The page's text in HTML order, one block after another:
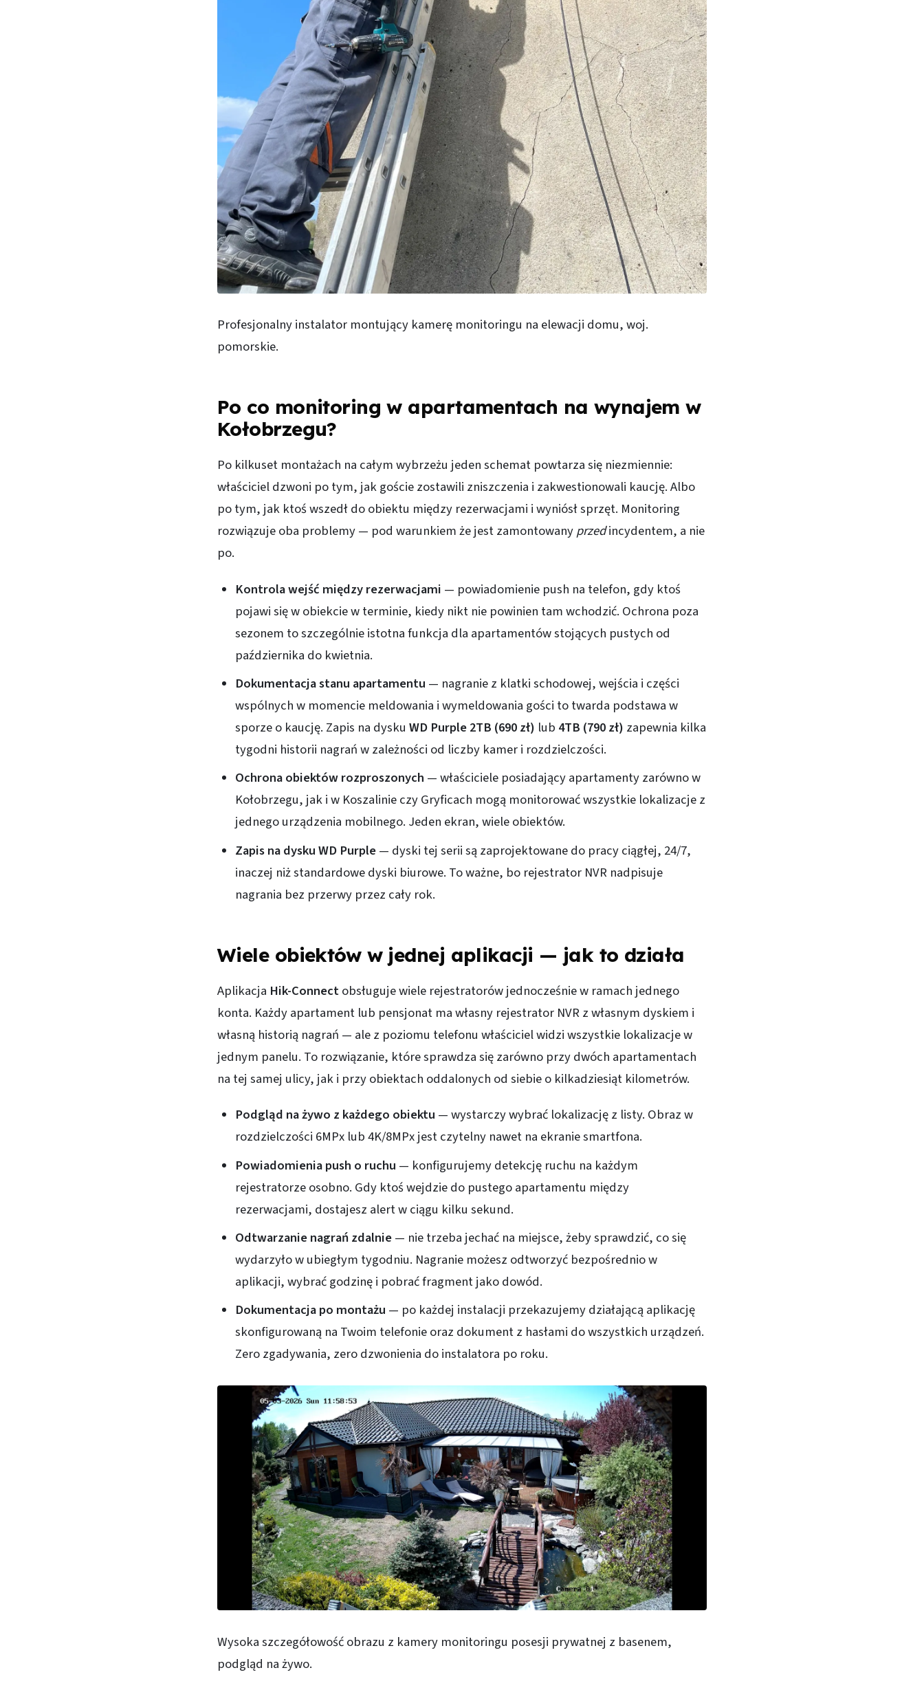
Profesjonalny instalator montujący kamerę monitoringu na elewacji domu, woj.
pomorskie.
Po co monitoring w apartamentach na wynajem w
Kołobrzegu?
Po kilkuset montażach na całym wybrzeżu jeden schemat powtarza się niezmiennie:
właściciel dzwoni po tym, jak goście zostawili zniszczenia i zakwestionowali kaucję. Albo
po tym, jak ktoś wszedł do obiektu między rezerwacjami i wyniósł sprzęt. Monitoring
rozwiązuje oba problemy — pod warunkiem że jest zamontowanyprzedincydentem, a nie
po.
Kontrola wejść między rezerwacjami — powiadomienie push na telefon, gdy ktoś
pojawi się w obiekcie w terminie, kiedy nikt nie powinien tam wchodzić. Ochrona poza
sezonem to szczególnie istotna funkcja dla apartamentów stojących pustych od
października do kwietnia.
Dokumentacja stanu apartamentu — nagranie z klatki schodowej, wejścia i części
wspólnych w momencie meldowania i wymeldowania gości to twarda podstawa w
sporze o kaucję. Zapis na dysku WD Purple 2TB (690 zł) lub 4TB (790 zł) zapewnia kilka
tygodni historii nagrań w zależności od liczby kamer i rozdzielczości.
Ochrona obiektów rozproszonych — właściciele posiadający apartamenty zarówno w
Kołobrzegu, jak i w Koszalinie czy Gryficach mogą monitorować wszystkie lokalizacje z
jednego urządzenia mobilnego. Jeden ekran, wiele obiektów.
Zapis na dysku WD Purple— dyski tej serii są zaprojektowane do pracy ciągłej, 24/7,
inaczej niż standardowe dyski biurowe. To ważne, bo rejestrator NVR nadpisuje
nagrania bez przerwy przez cały rok.
Wiele obiektów w jednej aplikacji — jak to działa
Aplikacja Hik-Connectobsługuje wiele rejestratorów jednocześnie w ramach jednego
konta. Każdy apartament lub pensjonat ma własny rejestrator NVR z własnym dyskiem i
własną historią nagrań — ale z poziomu telefonu właściciel widzi wszystkie lokalizacje w
jednym panelu. To rozwiązanie, które sprawdza się zarówno przy dwóch apartamentach
na tej samej ulicy, jak i przy obiektach oddalonych od siebie o kilkadziesiąt kilometrów.
Podgląd na żywo z każdego obiektu — wystarczy wybrać lokalizację z listy. Obraz w
rozdzielczości 6MPx lub 4K/8MPx jest czytelny nawet na ekranie smartfona.
Powiadomienia push o ruchu — konfigurujemy detekcję ruchu na każdym
rejestratorze osobno. Gdy ktoś wejdzie do pustego apartamentu między
rezerwacjami, dostajesz alert w ciągu kilku sekund.
Odtwarzanie nagrań zdalnie— nie trzeba jechać na miejsce, żeby sprawdzić, co się
wydarzyło w ubiegłym tygodniu. Nagranie możesz odtworzyć bezpośrednio w
aplikacji, wybrać godzinę i pobrać fragment jako dowód.
Dokumentacja po montażu — po każdej instalacji przekazujemy działającą aplikację
skonfigurowaną na Twoim telefonie oraz dokument z hasłami do wszystkich urządzeń.
Zero zgadywania, zero dzwonienia do instalatora po roku.
Wysoka szczegółowość obrazu z kamery monitoringu posesji prywatnej z basenem,
podgląd na żywo.